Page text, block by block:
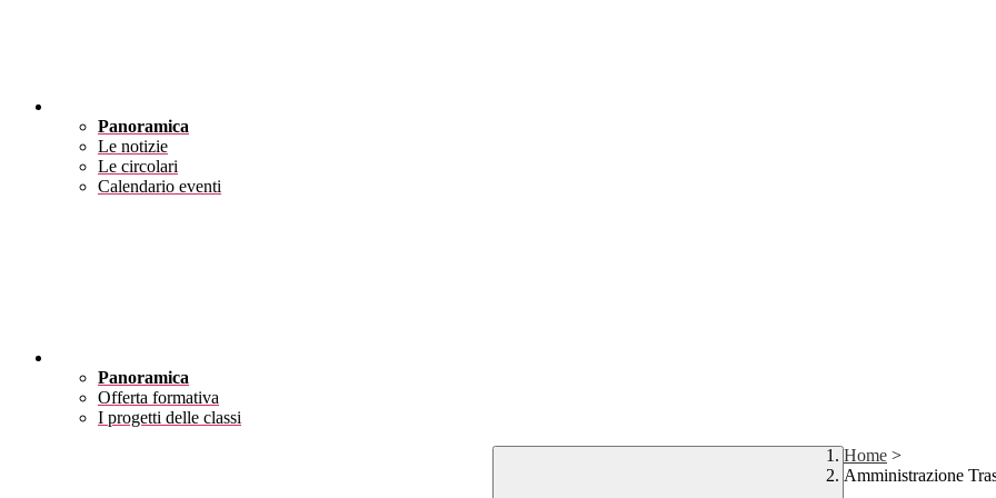
Panoramica
Le notizie
Le circolari
Calendario eventi
Panoramica
Offerta formativa
I progetti delle classi
Home >
Amministrazione